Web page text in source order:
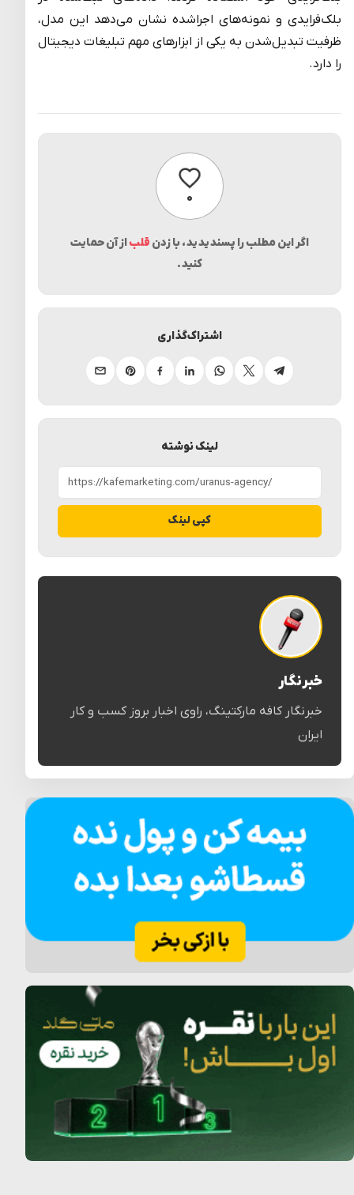
بلک‌فرایدی و نمونه‌های اجراشده نشان می‌دهد این مدل،
ظرفیت تبدیل‌شدن به یکی از ابزارهای مهم تبلیغات دیجیتال
را دارد.
۰پسندیدن
اگر این مطلب را پسندیدید، با زدن قلباز آن حمایت
کنید.
لینک نوشته
کپی لینک
اشتراک‌گذاری
تلگرام ایکسواتساپلینکدینفیسبوکپینترستایمیل
خبرنگار
خبرنگار کافه مارکتینگ، راوی اخبار بروز کسب و کار
ایران